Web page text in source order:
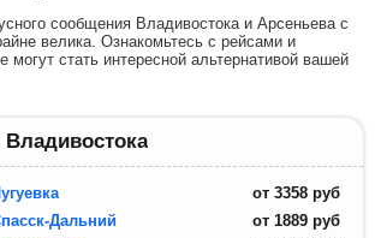
сообщения Владивостока и Арсеньева с
велика. Ознакомьтесь с рейсами и
могут стать интересной альтернативой вашей
от 3358 руб
Дальний
от 1889 руб